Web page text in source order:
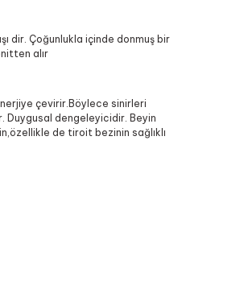
dir. Çoğunlukla içinde donmuş bir
alır
çevirir.Böylece sinirleri
Duygusal dengeleyicidir. Beyin
de tiroit bezinin sağlıklı